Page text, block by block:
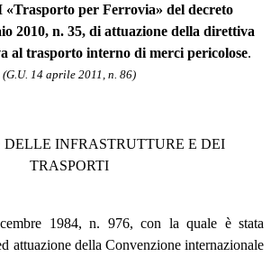
per Ferrovia» del decreto
2010, n. 35, di attuazione della direttiva
al trasporto interno di merci pericolose.
(G.U. 14 aprile 2011, n. 86)
INFRASTRUTTURE E DEI
TRASPORTI
1984, n. 976, con la quale è stata
attuazione della Convenzione internazionale